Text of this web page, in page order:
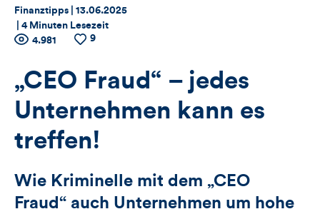
Thema:
Finanztipps | Datum:
13.06.2025
4 Minuten Lesezeit
Zähler
für
Views,
Likes
und
Kommentare
Anzahl
Views
4.981
Anzahl
Likes
9
„CEO Fraud“ – jedes
Unternehmen kann es
treffen!
Wie Kriminelle mit dem „CEO
Fraud“ auch Unternehmen um hohe